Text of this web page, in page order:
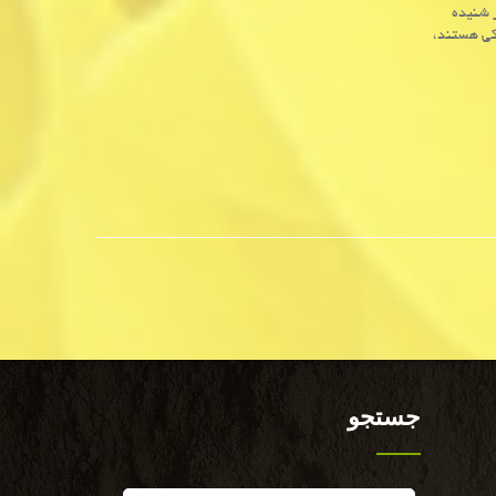
شنیده
هستند،
جستجو